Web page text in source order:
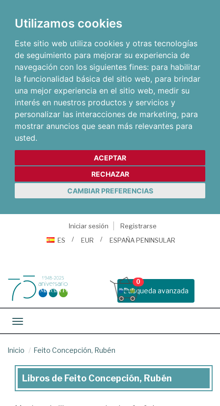
Utilizamos cookies
Este sitio web utiliza cookies y otras tecnologías
de seguimiento para mejorar su experiencia de
navegación con los siguientes fines: para habilitar
la funcionalidad básica del sitio web, para brindar
una mejor experiencia en el sitio web, medir su
interés en nuestros productos y servicios y
personalizar las interacciones de marketing, para
mostrar anuncios que sean más relevantes para
usted.
ACEPTAR
RECHAZAR
CAMBIAR PREFERENCIAS
Iniciar sesión
Registrarse
ES
EUR ESPAÑA PENINSULAR
Busqueda avanzada
0
Toggle navigation
Inicio Feito Concepción, Rubén
Libros
Libros de Feito Concepción, Rubén